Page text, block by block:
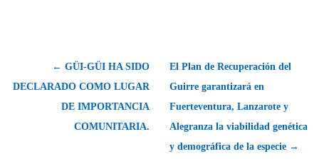
← GÜI-GÜI HA SIDO
DECLARADO COMO LUGAR
DE IMPORTANCIA
COMUNITARIA.
El Plan de Recuperación del
Guirre garantizará en
Fuerteventura, Lanzarote y
Alegranza la viabilidad genética
y demográfica de la especie →